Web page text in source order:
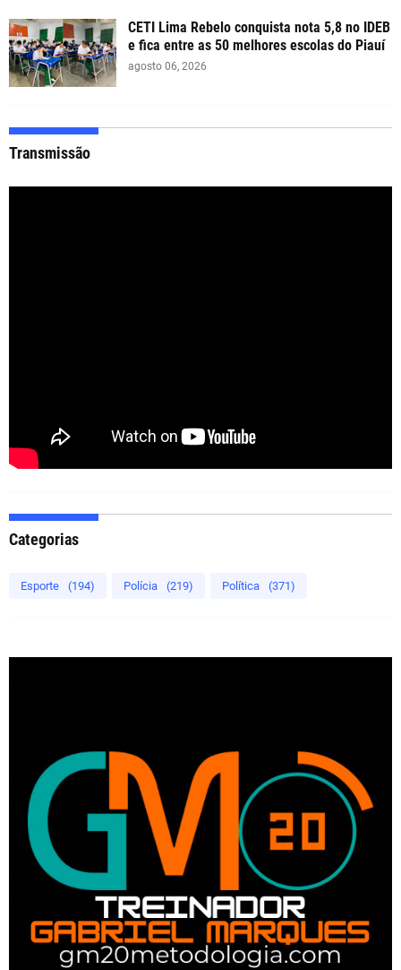
CETI Lima Rebelo conquista nota 5,8 no IDEB
e fica entre as 50 melhores escolas do Piauí
agosto 06, 2026
Transmissão
Categorias
Esporte (194) Polícia (219) Política (371)